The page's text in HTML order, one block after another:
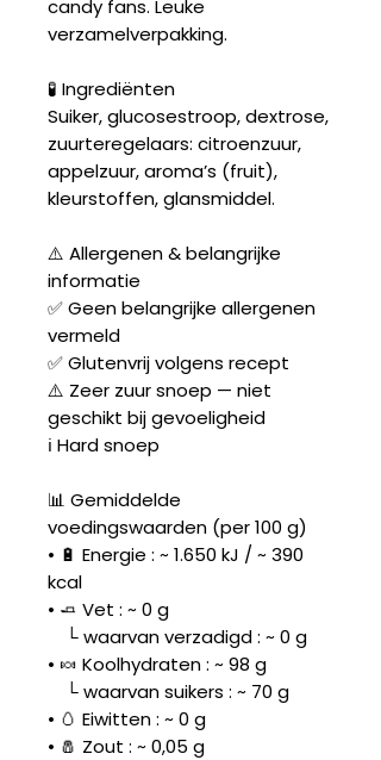
candy fans. Leuke
verzamelverpakking.
🧪 Ingrediënten
Suiker, glucosestroop, dextrose,
zuurteregelaars: citroenzuur,
appelzuur, aroma’s (fruit),
kleurstoffen, glansmiddel.
⚠️ Allergenen & belangrijke
informatie
✅ Geen belangrijke allergenen
vermeld
✅ Glutenvrij volgens recept
⚠️ Zeer zuur snoep — niet
geschikt bij gevoeligheid
ℹ️ Hard snoep
📊 Gemiddelde
voedingswaarden (per 100 g)
• 🔋 Energie : ~ 1.650 kJ / ~ 390
kcal
• 🧈 Vet : ~ 0 g
└ waarvan verzadigd : ~ 0 g
• 🍬 Koolhydraten : ~ 98 g
└ waarvan suikers : ~ 70 g
• 🥚 Eiwitten : ~ 0 g
• 🧂 Zout : ~ 0,05 g